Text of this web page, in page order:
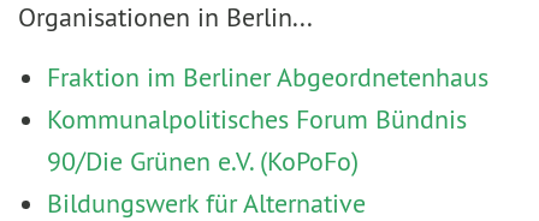
Organisationen in Berlin...
Fraktion im Berliner Abgeordnetenhaus
Kommunalpolitisches Forum Bündnis
90/Die Grünen e.V. (KoPoFo)
Bildungswerk für Alternative